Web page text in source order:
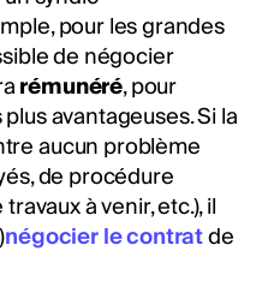
pour les grandes
de négocier
rémunéré, pour
avantageuses. Si la
aucun problème
de procédure
à venir, etc.), il
négocier le contratde